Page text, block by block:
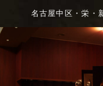
名古屋中区・栄・